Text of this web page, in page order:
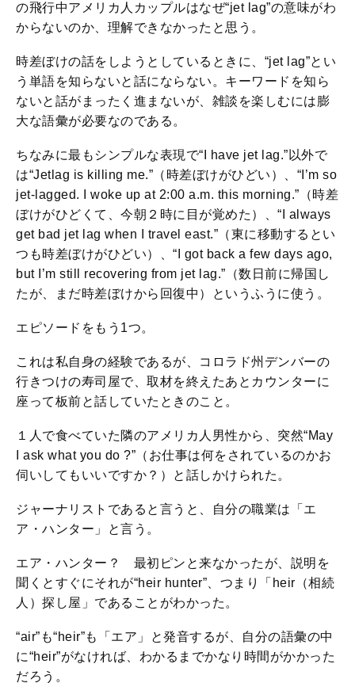
の飛行中アメリカ人カップルはなぜ“jet lag”の意味がわ
からないのか、理解できなかったと思う。
時差ぼけの話をしようとしているときに、“jet lag”とい
う単語を知らないと話にならない。キーワードを知ら
ないと話がまったく進まないが、雑談を楽しむには膨
大な語彙が必要なのである。
ちなみに最もシンプルな表現で“I have jet lag.”以外で
は“Jetlag is killing me.”（時差ぼけがひどい）、“I’m so
jet-lagged. I woke up at 2:00 a.m. this morning.”（時差
ぼけがひどくて、今朝２時に目が覚めた）、“I always
get bad jet lag when I travel east.”（東に移動するとい
つも時差ぼけがひどい）、“I got back a few days ago,
but I’m still recovering from jet lag.”（数日前に帰国し
たが、まだ時差ぼけから回復中）というふうに使う。
エピソードをもう1つ。
これは私自身の経験であるが、コロラド州デンバーの
行きつけの寿司屋で、取材を終えたあとカウンターに
座って板前と話していたときのこと。
１人で食べていた隣のアメリカ人男性から、突然“May
I ask what you do ?”（お仕事は何をされているのかお
伺いしてもいいですか？）と話しかけられた。
ジャーナリストであると言うと、自分の職業は「エ
ア・ハンター」と言う。
エア・ハンター？ 最初ピンと来なかったが、説明を
聞くとすぐにそれが“heir hunter”、つまり「heir（相続
人）探し屋」であることがわかった。
“air”も“heir”も「エア」と発音するが、自分の語彙の中
に“heir”がなければ、わかるまでかなり時間がかかった
だろう。